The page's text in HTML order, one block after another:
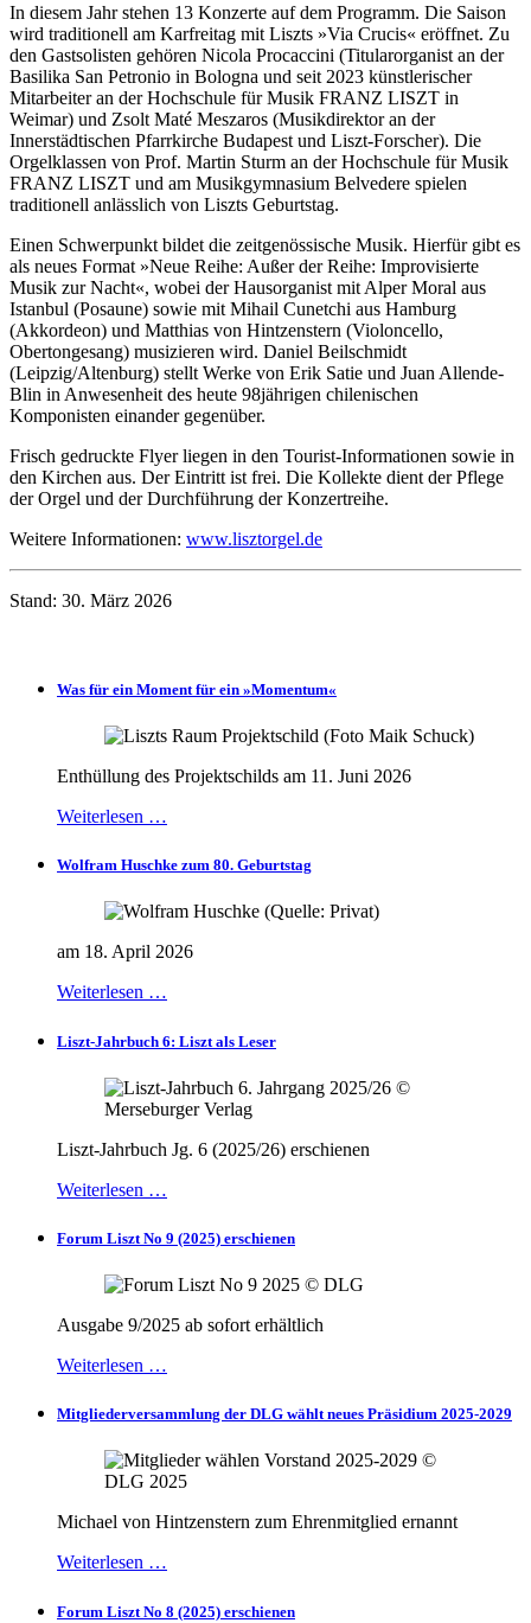
In diesem Jahr stehen 13 Konzerte auf dem Programm. Die Saison
wird traditionell am Karfreitag mit Liszts »Via Crucis« eröffnet. Zu
den Gastsolisten gehören Nicola Procaccini (Titularorganist an der
Basilika San Petronio in Bologna und seit 2023 künstlerischer
Mitarbeiter an der Hochschule für Musik FRANZ LISZT in
Weimar) und Zsolt Maté Meszaros (Musikdirektor an der
Innerstädtischen Pfarrkirche Budapest und Liszt-Forscher). Die
Orgelklassen von Prof. Martin Sturm an der Hochschule für Musik
FRANZ LISZT und am Musikgymnasium Belvedere spielen
traditionell anlässlich von Liszts Geburtstag.
Einen Schwerpunkt bildet die zeitgenössische Musik. Hierfür gibt es
als neues Format »Neue Reihe: Außer der Reihe: Improvisierte
Musik zur Nacht«, wobei der Hausorganist mit Alper Moral aus
Istanbul (Posaune) sowie mit Mihail Cunetchi aus Hamburg
(Akkordeon) und Matthias von Hintzenstern (Violoncello,
Obertongesang) musizieren wird. Daniel Beilschmidt
(Leipzig/Altenburg) stellt Werke von Erik Satie und Juan Allende-
Blin in Anwesenheit des heute 98jährigen chilenischen
Komponisten einander gegenüber.
Frisch gedruckte Flyer liegen in den Tourist-Informationen sowie in
den Kirchen aus. Der Eintritt ist frei. Die Kollekte dient der Pflege
der Orgel und der Durchführung der Konzertreihe.
Weitere Informationen: www.lisztorgel.de
Stand: 30. März 2026
Was für ein Moment für ein »Momentum«
Enthüllung des Projektschilds am 11. Juni 2026
Weiterlesen …
Wolfram Huschke zum 80. Geburtstag
am 18. April 2026
Weiterlesen …
Liszt-Jahrbuch 6: Liszt als Leser
Liszt-Jahrbuch Jg. 6 (2025/26) erschienen
Weiterlesen …
Forum Liszt No 9 (2025) erschienen
Ausgabe 9/2025 ab sofort erhältlich
Weiterlesen …
Mitgliederversammlung der DLG wählt neues Präsidium 2025-2029
Michael von Hintzenstern zum Ehrenmitglied ernannt
Weiterlesen …
Forum Liszt No 8 (2025) erschienen